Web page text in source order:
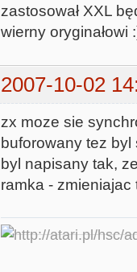
zastosował XXL
wierny oryginałowi
2007-10-02
zx moze sie
buforowany tez
byl napisany tak,
ramka -